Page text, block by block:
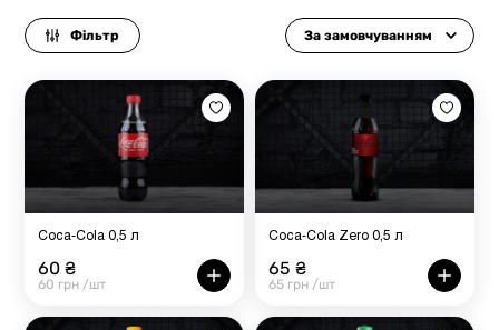
Фільтр За замовчуванням
Coca-Cola 0,5 л
60 ₴
60 грн /шт
Coca-Cola Zero 0,5 л
65 ₴
65 грн /шт